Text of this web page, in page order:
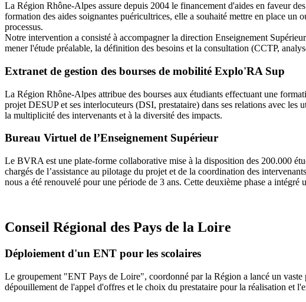
La Région Rhône-Alpes assure depuis 2004 le financement d'aides en faveur
formation des aides soignantes puéricultrices, elle a souhaité mettre en place
processus.
Notre intervention a consisté à accompagner la direction Enseignement
mener l'étude préalable, la définition des besoins et la consultation (CCTP,
Extranet de gestion des bourses de mobilité Explo'RA Sup
La Région Rhône-Alpes attribue des bourses aux étudiants effectuant une
projet DESUP et ses interlocuteurs (DSI, prestataire) dans ses relations avec les
la multiplicité des intervenants et à la diversité des impacts.
Bureau Virtuel de l’Enseignement Supérieur
Le BVRA est une plate-forme collaborative mise à la disposition des 200.000
chargés de l’assistance au pilotage du projet et de la coordination des
nous a été renouvelé pour une période de 3 ans. Cette deuxième phase a
Conseil Régional des Pays de la Loire
Déploiement d'un ENT pour les scolaires
Le groupement "ENT Pays de Loire", coordonné par la Région a lancé un
dépouillement de l'appel d'offres et le choix du prestataire pour la réalisation et